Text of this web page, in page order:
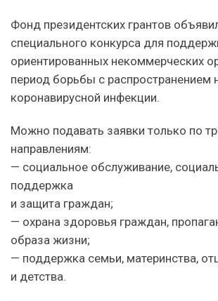
Фонд президентских грантов
специального конкурса для
ориентированных некоммерческих
период борьбы с распространением
коронавирусной инфекции.
Можно подавать заявки только по
направлениям:
— социальное обслуживание,
поддержка
и защита граждан;
— охрана здоровья граждан,
образа жизни;
— поддержка семьи, материнства,
и детства.